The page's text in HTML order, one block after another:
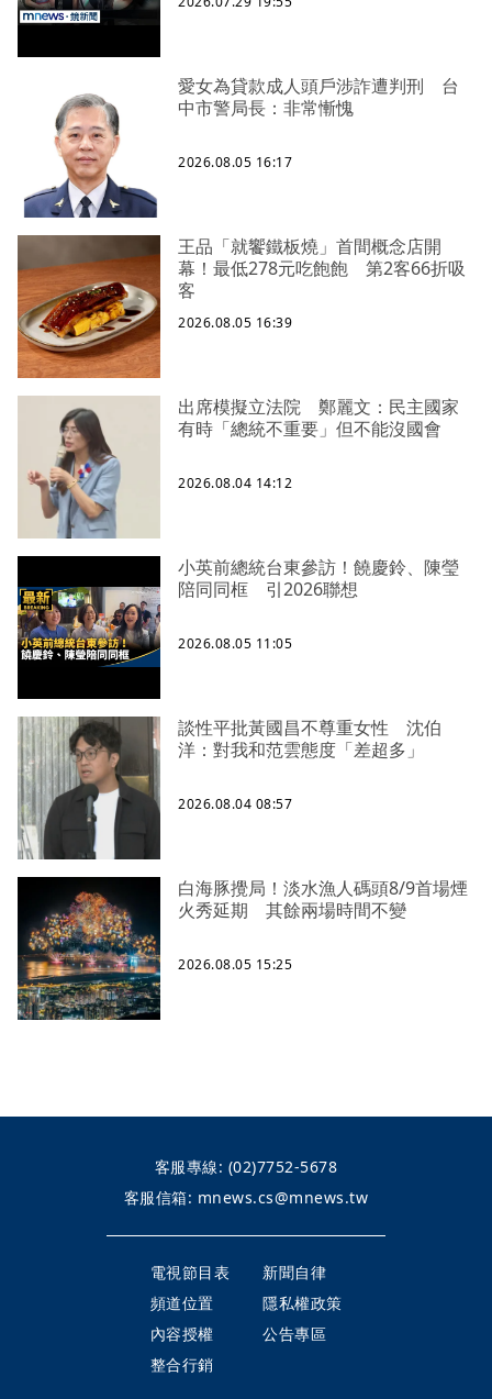
愛女為貸款成人頭戶涉詐遭判刑 台
中市警局長：非常慚愧
2026.08.05 16:17
王品「就饗鐵板燒」首間概念店開
幕！最低278元吃飽飽 第2客66折吸
客
2026.08.05 16:39
出席模擬立法院 鄭麗文：民主國家
有時「總統不重要」但不能沒國會
2026.08.04 14:12
小英前總統台東參訪！饒慶鈴、陳瑩
陪同同框 引2026聯想
2026.08.05 11:05
談性平批黃國昌不尊重女性 沈伯
洋：對我和范雲態度「差超多」
2026.08.04 08:57
白海豚攪局！淡水漁人碼頭8/9首場煙
火秀延期 其餘兩場時間不變
2026.08.05 15:25
客服專線: (02)7752-5678
客服信箱: mnews.cs@mnews.tw
電視節目表
新聞自律
頻道位置
隱私權政策
內容授權
公告專區
整合行銷